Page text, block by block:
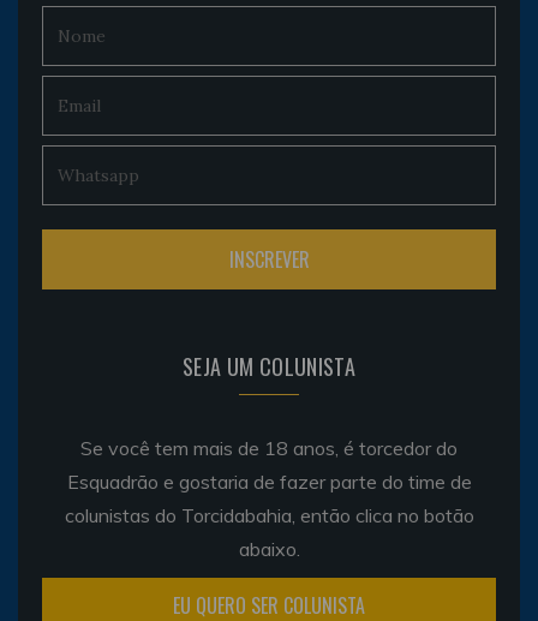
SEJA UM COLUNISTA
Se você tem mais de 18 anos, é torcedor do
Esquadrão e gostaria de fazer parte do time de
colunistas do Torcidabahia, então clica no botão
abaixo.
EU QUERO SER COLUNISTA